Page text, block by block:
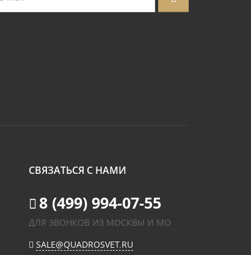
СВЯЗАТЬСЯ С НАМИ
8 (499) 994-07-55
ДЛЯ ЗВОНКОВ ИЗ МОСКВЫ И МО
SALE@QUADROSVET.RU